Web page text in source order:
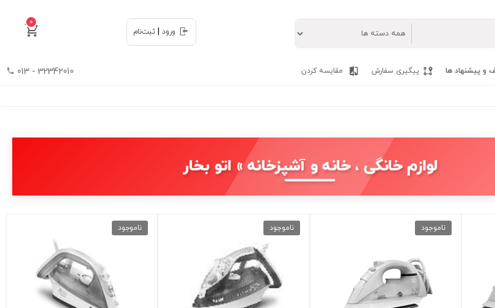
0
ورود
ثبت‌نام
و پیشنهاد ها پیگیری سفارش مقایسه کردن 32342010 - 013
لوازم خانگی ، خانه و آشپزخانه » اتو بخار
ناموجود ناموجود ناموجود